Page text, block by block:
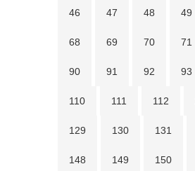
46 47 48 49
68 69 70 71
90 91 92 93
110 111 112
129 130 131
148 149 150